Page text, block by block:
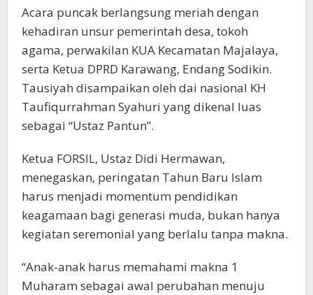
Acara puncak berlangsung meriah dengan
kehadiran unsur pemerintah desa, tokoh
agama, perwakilan KUA Kecamatan Majalaya,
serta Ketua DPRD Karawang, Endang Sodikin.
Tausiyah disampaikan oleh dai nasional KH
Taufiqurrahman Syahuri yang dikenal luas
sebagai “Ustaz Pantun”.
Ketua FORSIL, Ustaz Didi Hermawan,
menegaskan, peringatan Tahun Baru Islam
harus menjadi momentum pendidikan
keagamaan bagi generasi muda, bukan hanya
kegiatan seremonial yang berlalu tanpa makna.
“Anak-anak harus memahami makna 1
Muharam sebagai awal perubahan menuju